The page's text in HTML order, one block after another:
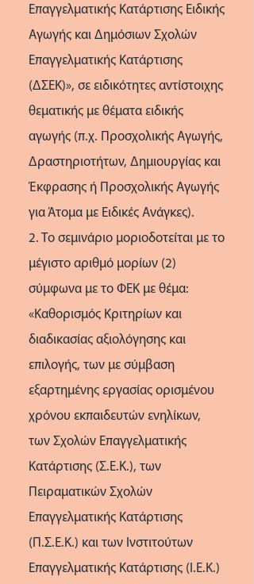
Επαγγελματικής Κατάρτισης Ειδικής
Αγωγής και Δημόσιων Σχολών
Επαγγελματικής Κατάρτισης
(ΔΣΕΚ)», σε ειδικότητες αντίστοιχης
θεματικής με θέματα ειδικής
αγωγής (π.χ. Προσχολικής Αγωγής,
Δραστηριοτήτων, Δημιουργίας και
Έκφρασης ή Προσχολικής Αγωγής
για Άτομα με Ειδικές Ανάγκες).
2. Το σεμινάριο μοριοδοτείται με το
μέγιστο αριθμό μορίων (2)
σύμφωνα με το ΦΕΚ με θέμα:
«Καθορισμός Κριτηρίων και
διαδικασίας αξιολόγησης και
επιλογής, των με σύμβαση
εξαρτημένης εργασίας ορισμένου
χρόνου εκπαιδευτών ενηλίκων,
των Σχολών Επαγγελματικής
Κατάρτισης (Σ.Ε.Κ.), των
Πειραματικών Σχολών
Επαγγελματικής Κατάρτισης
(Π.Σ.Ε.Κ.) και των Ινστιτούτων
Επαγγελματικής Κατάρτισης (Ι.Ε.Κ.)